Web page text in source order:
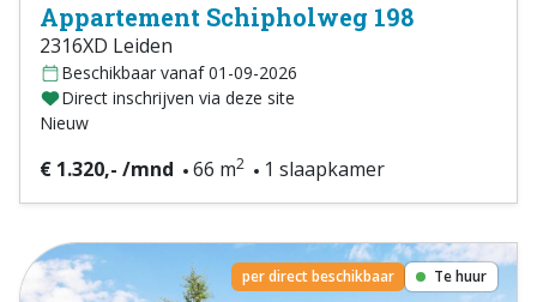
Appartement Schipholweg 198
2316XD Leiden
Beschikbaar vanaf 01-09-2026
Direct inschrijven via deze site
Nieuw
€ 1.320,- /mnd 66 m2 1 slaapkamer
per direct beschikbaar Te huur